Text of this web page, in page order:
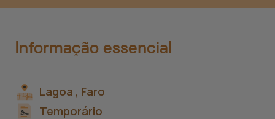
Informação essencial
Lagoa , Faro
Temporário